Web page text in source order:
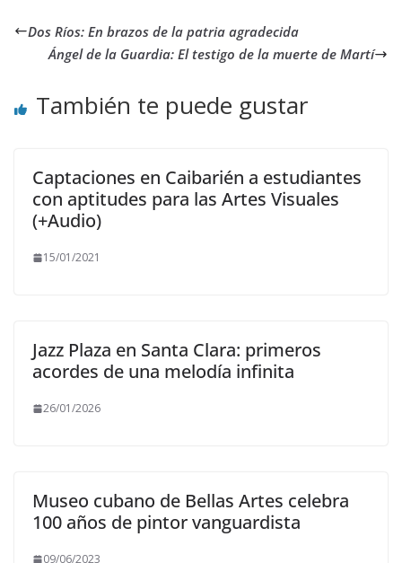
Dos Ríos: En brazos de la patria agradecida
Ángel de la Guardia: El testigo de la muerte de Martí
También te puede gustar
Captaciones en Caibarién a estudiantes
con aptitudes para las Artes Visuales
(+Audio)
15/01/2021
Jazz Plaza en Santa Clara: primeros
acordes de una melodía infinita
26/01/2026
Museo cubano de Bellas Artes celebra
100 años de pintor vanguardista
09/06/2023